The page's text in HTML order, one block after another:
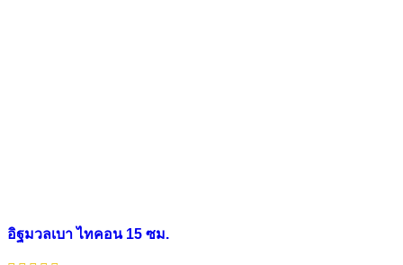
อิฐมวลเบา ไทคอน 15 ซม.